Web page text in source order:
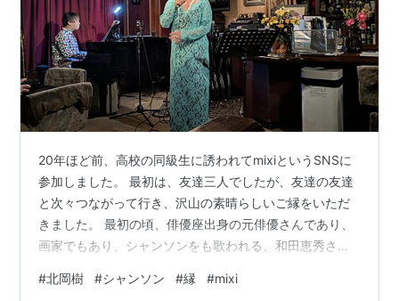
20年ほど前、高校の同級生に誘われてmixiというSNSに
参加しました。 最初は、友達三人でしたが、友達の友達
と次々つながって行き、沢山の素晴らしいご縁をいただ
きました。 最初の頃、俳優座出身の元俳優さんであり、
画家でもあり、シャンソンをも歌われる、和田恵秀さま
くださり、そこから、お二人の女性のシャンソン歌手様
#北岡樹 #シャンソン #縁 #mixi